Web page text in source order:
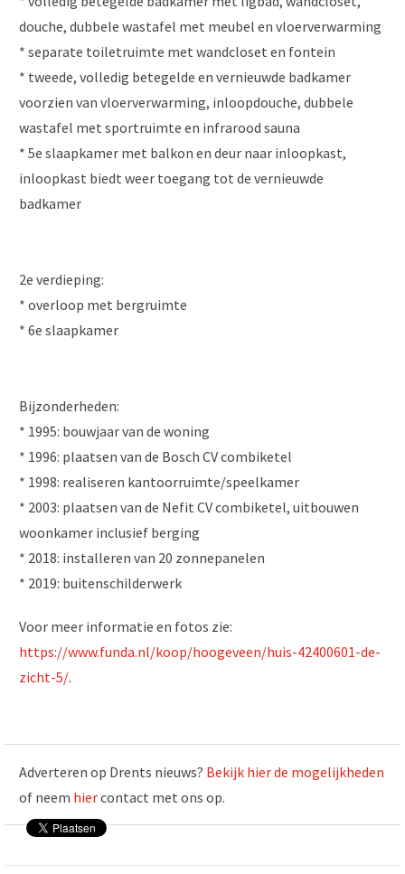
douche, dubbele wastafel met meubel en vloerverwarming
* separate toiletruimte met wandcloset en fontein
* tweede, volledig betegelde en vernieuwde badkamer
voorzien van vloerverwarming, inloopdouche, dubbele
wastafel met sportruimte en infrarood sauna
* 5e slaapkamer met balkon en deur naar inloopkast,
inloopkast biedt weer toegang tot de vernieuwde
badkamer
2e verdieping:
* overloop met bergruimte
* 6e slaapkamer
Bijzonderheden:
* 1995: bouwjaar van de woning
* 1996: plaatsen van de Bosch CV combiketel
* 1998: realiseren kantoorruimte/speelkamer
* 2003: plaatsen van de Nefit CV combiketel, uitbouwen
woonkamer inclusief berging
* 2018: installeren van 20 zonnepanelen
* 2019: buitenschilderwerk
Voor meer informatie en fotos zie:
https://www.funda.nl/koop/hoogeveen/huis-42400601-de-
zicht-5/.
Adverteren op Drents nieuws? Bekijk hier de mogelijkheden
of neem hiercontact met ons op.